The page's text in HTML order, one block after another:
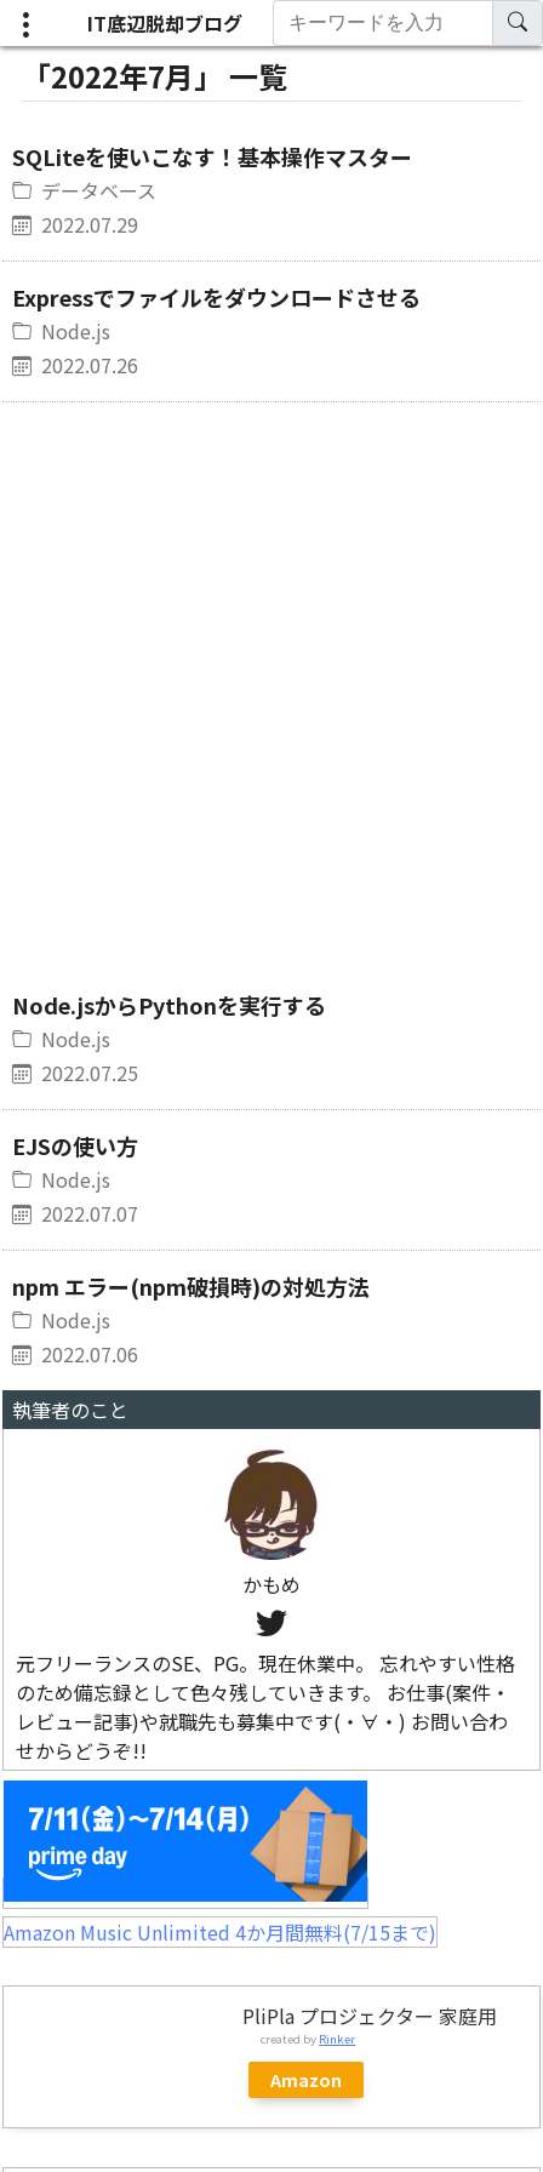
IT底辺脱却ブログ
「2022年7月」 一覧
SQLiteを使いこなす！基本操作マスター
データベース
2022.07.29
Expressでファイルをダウンロードさせる
Node.js
2022.07.26
Node.jsからPythonを実行する
Node.js
2022.07.25
EJSの使い方
Node.js
2022.07.07
npm エラー(npm破損時)の対処方法
Node.js
2022.07.06
執筆者のこと
かもめ
元フリーランスのSE、PG。現在休業中。 忘れやすい性格
のため備忘録として色々残していきます。 お仕事(案件・
レビュー記事)や就職先も募集中です(・∀・) お問い合わ
せからどうぞ!!
Amazon Music Unlimited 4か月間無料(7/15まで)
PliPla プロジェクター 家庭用
created by Rinker
Amazon